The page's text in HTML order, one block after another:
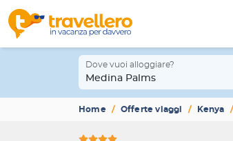
Dove vuoi alloggiare?
Medina Palms
Home Offerte viaggi Kenya